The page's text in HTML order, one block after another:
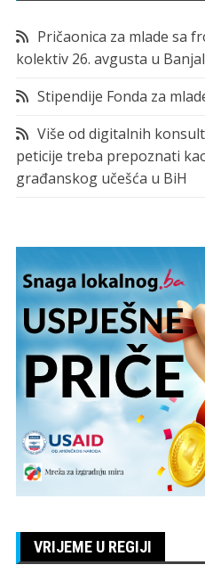
Pričaonica za mlade sa
kolektiv 26. avgusta u
Stipendije Fonda za
Više od digitalnih
peticije treba prepoznati
građanskog učešća u BiH
VRIJEME U REGIJI